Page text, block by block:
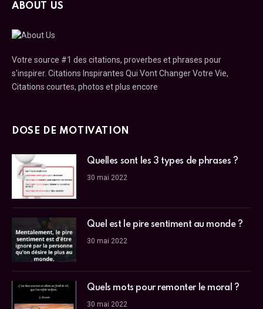
ABOUT US
Votre source #1 des citations, proverbes et phrases pour
s'inspirer. Citations Inspirantes Qui Vont Changer Votre Vie,
Citations courtes, photos et plus encore
DOSE DE MOTIVATION
Quelles sont les 3 types de phrases ?
30 mai 2022
Quel est le pire sentiment au monde ?
30 mai 2022
Quels mots pour remonter le moral ?
30 mai 2022